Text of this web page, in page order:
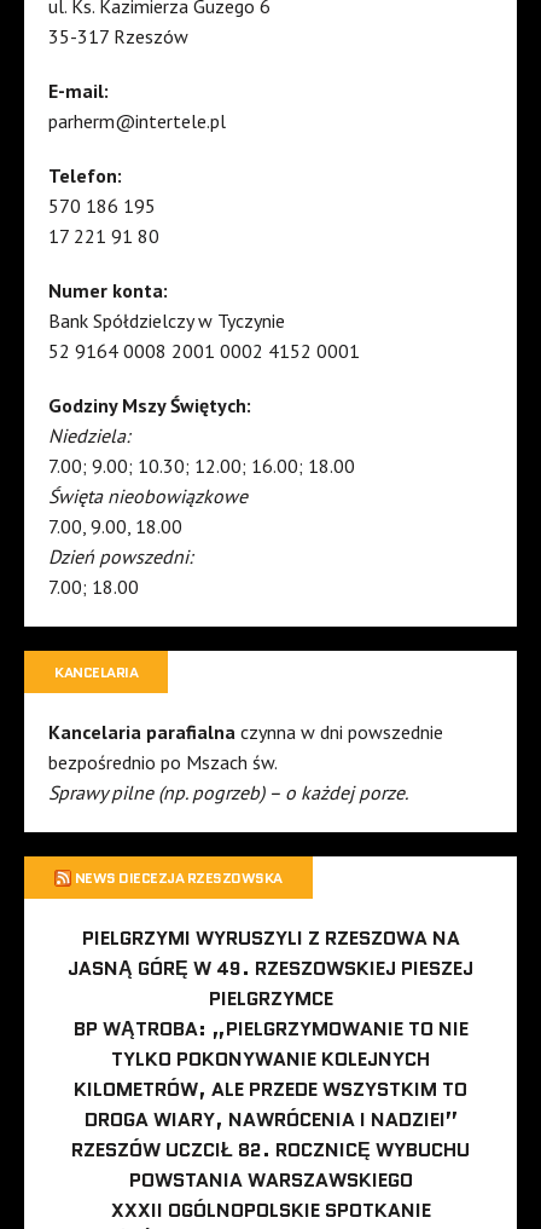
ul. Ks. Kazimierza Guzego 6
35-317 Rzeszów
E-mail:
parherm@intertele.pl
Telefon:
570 186 195
17 221 91 80
Numer konta:
Bank Spółdzielczy w Tyczynie
52 9164 0008 2001 0002 4152 0001
Godziny Mszy Świętych:
Niedziela:
7.00; 9.00; 10.30; 12.00; 16.00; 18.00
Święta nieobowiązkowe
7.00, 9.00, 18.00
Dzień powszedni:
7.00; 18.00
KANCELARIA
Kancelaria parafialna czynna w dni powszednie
bezpośrednio po Mszach św.
Sprawy pilne (np. pogrzeb) – o każdej porze.
NEWS DIECEZJA RZESZOWSKA
PIELGRZYMI WYRUSZYLI Z RZESZOWA NA
JASNĄ GÓRĘ W 49. RZESZOWSKIEJ PIESZEJ
PIELGRZYMCE
BP WĄTROBA: „PIELGRZYMOWANIE TO NIE
TYLKO POKONYWANIE KOLEJNYCH
KILOMETRÓW, ALE PRZEDE WSZYSTKIM TO
DROGA WIARY, NAWRÓCENIA I NADZIEI”
RZESZÓW UCZCIŁ 82. ROCZNICĘ WYBUCHU
POWSTANIA WARSZAWSKIEGO
XXXII OGÓLNOPOLSKIE SPOTKANIE